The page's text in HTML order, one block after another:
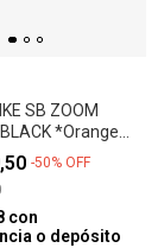
SB ZOOM
*Orange
-50% OFF
con
o depósito